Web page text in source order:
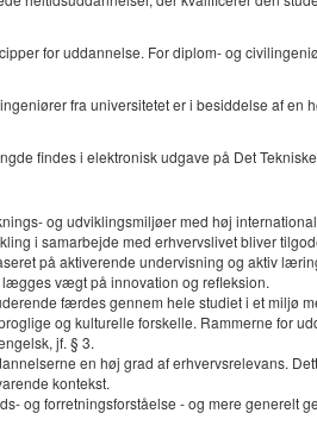
for uddannelse. For diplom- og
fra universitetet er i besiddelse af
findes i elektronisk udgave på Det
og udviklingsmiljøer med høj
i samarbejde med erhvervslivet bliver
på aktiverende undervisning og aktiv
vægt på innovation og refleksion.
færdes gennem hele studiet i et miljø
og kulturelle forskelle. Rammerne for
jf. § 3.
en høj grad af erhvervsrelevans.
kontekst.
og forretningsforståelse - og mere generelt